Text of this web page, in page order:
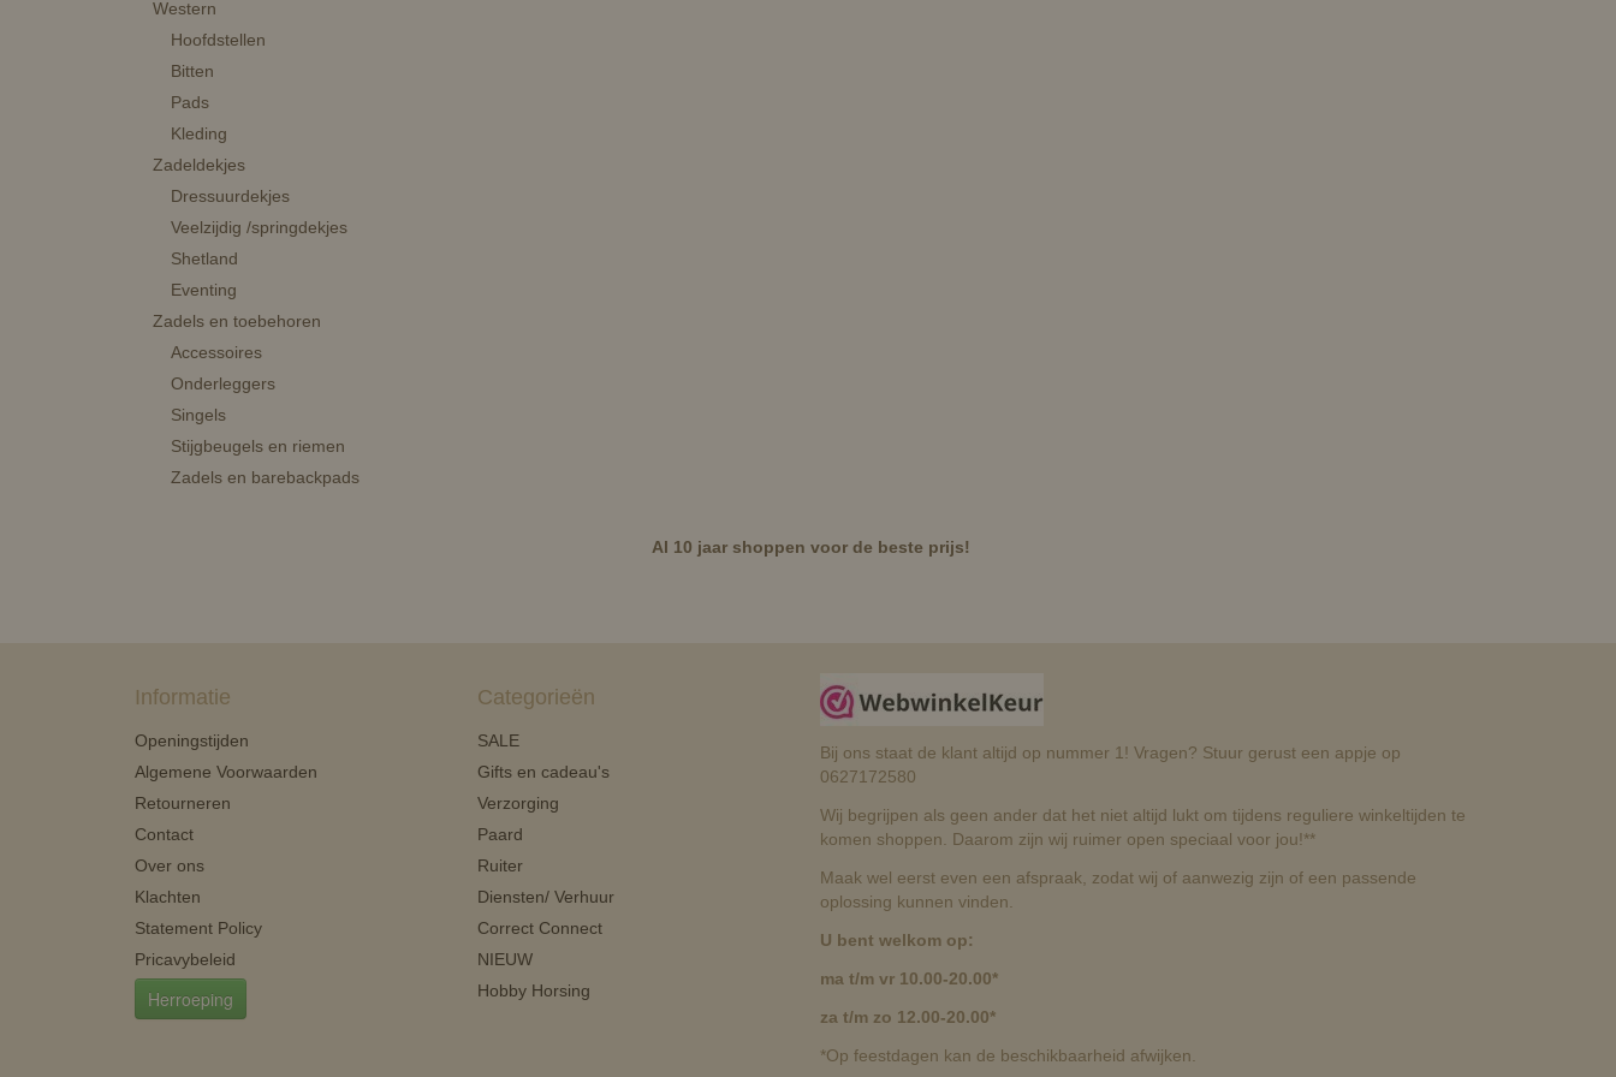
Western
Hoofdstellen
Bitten
Pads
Kleding
Zadeldekjes
Dressuurdekjes
Veelzijdig /springdekjes
Shetland
Eventing
Zadels en toebehoren
Accessoires
Onderleggers
Singels
Stijgbeugels en riemen
Zadels en barebackpads
Al 10 jaar shoppen voor de beste prijs!
Informatie
Openingstijden
Algemene Voorwaarden
Retourneren
Contact
Over ons
Klachten
Statement Policy
Pricavybeleid
Herroeping
Categorieën
SALE
Gifts en cadeau's
Verzorging
Paard
Ruiter
Diensten/ Verhuur
Correct Connect
NIEUW
Hobby Horsing
Bij ons staat de klant altijd op nummer 1! Vragen? Stuur gerust een appje op
0627172580
Wij begrijpen als geen ander dat het niet altijd lukt om tijdens reguliere winkeltijden te
komen shoppen. Daarom zijn wij ruimer open speciaal voor jou!**
Maak wel eerst even een afspraak, zodat wij of aanwezig zijn of een passende
oplossing kunnen vinden.
U bent welkom op:
ma t/m vr 10.00-20.00*
za t/m zo 12.00-20.00*
*Op feestdagen kan de beschikbaarheid afwijken.